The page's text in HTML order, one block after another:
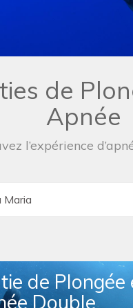
de
Apnée
l’expérience
de Plongée
Double